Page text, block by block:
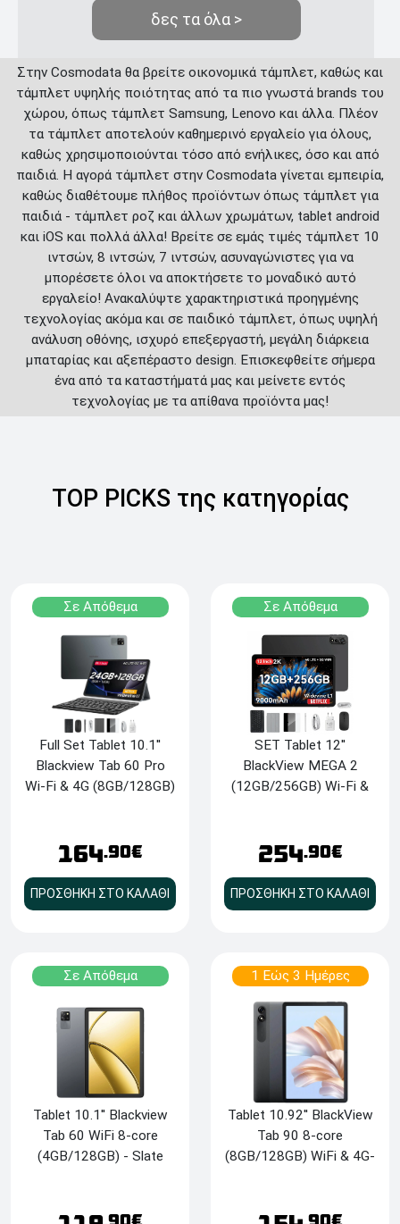
δες τα όλα >
Στην Cosmodata θα βρείτε οικονομικά τάμπλετ, καθώς και
τάμπλετ υψηλής ποιότητας από τα πιο γνωστά brands του
χώρου, όπως τάμπλετ Samsung, Lenovo και άλλα. Πλέον
τα τάμπλετ αποτελούν καθημερινό εργαλείο για όλους,
καθώς χρησιμοποιούνται τόσο από ενήλικες, όσο και από
παιδιά. Η αγορά τάμπλετ στην Cosmodata γίνεται εμπειρία,
καθώς διαθέτουμε πλήθος προϊόντων όπως τάμπλετ για
παιδιά - τάμπλετ ροζ και άλλων χρωμάτων, tablet android
και iOS και πολλά άλλα! Βρείτε σε εμάς τιμές τάμπλετ 10
ιντσών, 8 ιντσών, 7 ιντσών, ασυναγώνιστες για να
μπορέσετε όλοι να αποκτήσετε το μοναδικό αυτό
εργαλείο! Ανακαλύψτε χαρακτηριστικά προηγμένης
τεχνολογίας ακόμα και σε παιδικό τάμπλετ, όπως υψηλή
ανάλυση οθόνης, ισχυρό επεξεργαστή, μεγάλη διάρκεια
μπαταρίας και αξεπέραστο design. Επισκεφθείτε σήμερα
ένα από τα καταστήματά μας και μείνετε εντός
τεχνολογίας με τα απίθανα προϊόντα μας!
TOP PICKS της κατηγορίας
Σε Απόθεμα
Full Set Tablet 10.1''
Blackview Tab 60 Pro
Wi-Fi & 4G (8GB/128GB)
Μεμβράνη, Θήκη,
Φορτιστή, Ακουστικά,
Ποντίκι
164.90€
ΠΡΟΣΘΗΚΗ ΣΤΟ ΚΑΛΑΘΙ
Σε Απόθεμα
SET Tablet 12''
BlackView MEGA 2
(12GB/256GB) Wi-Fi &
Θήκη, Ακουστικά, Στυλό
Ταινία Οθόνης
254.90€
ΠΡΟΣΘΗΚΗ ΣΤΟ ΚΑΛΑΘΙ
Σε Απόθεμα
Tablet 10.1'' Blackview
Tab 60 WiFi 8-core
(4GB/128GB) - Slate
1 Εώς 3 Ημέρες
Tablet 10.92'' BlackView
Tab 90 8-core
(8GB/128GB) WiFi & 4G-